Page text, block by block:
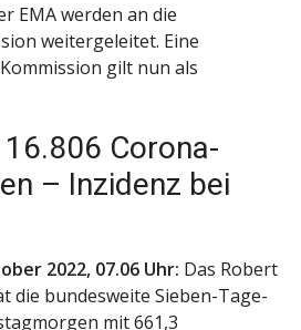
EMA werden an die
weitergeleitet. Eine
gilt nun als
Corona-
– Inzidenz bei
2022, 07.06 Uhr: Das Robert
die bundesweite Sieben-Tage-
mit 661,3